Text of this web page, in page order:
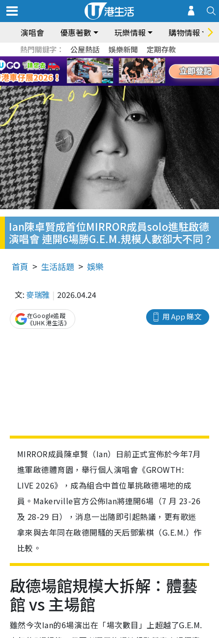
演唱會 優惠著數 玩樂情報 購物情報
熱門關鍵字： 公屋熱話 娛樂新聞 定期存款
Ian陳卓賢成首位MIRROR成員solo進駐啟德
演唱會 連開6場勝G.E.M.規模人數卻大不同？
首頁 生活話題 娛樂
文: 麥瑞雅 2026.04.24
用 App 睇文
在Google追蹤
《UHK 港生活》
MIRROR成員陳卓賢（Ian）日前正式宣佈於今年7月
進軍啟德體育園，舉行個人演唱會《GROWTH:
LIVE 2026》，成為組合中首位單挑啟德場地的成
員。Makerville官方公佈Ian將連開6場（7 月 23-26
及 28-29 日），消息一出隨即引起熱議，更有歌迷
拿來與去年同在啟德開騷的天后鄧紫棋（G.E.M.）作
比較。
啟德場館規模大拆解：體藝
館 vs 主場館
雖然今次Ian的6場演出在「場次數目」上超越了G.E.M.